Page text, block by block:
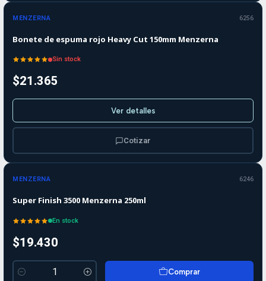
Agotado
MENZERNA 6256
Bonete de espuma rojo Heavy Cut 150mm Menzerna
Sin stock
$21.365
Ver detalles
Cotizar
MENZERNA 6246
Super Finish 3500 Menzerna 250ml
En stock
$19.430
Cantidad
Comprar